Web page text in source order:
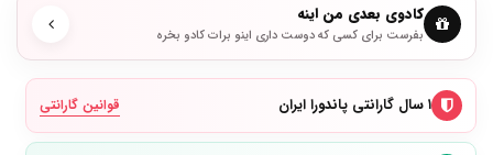
کادوی بعدی من اینه
بفرست برای کسی که دوست داری اینو برات کادو بخره
۱ سال گارانتی پاندورا ایران قوانین گارانتی